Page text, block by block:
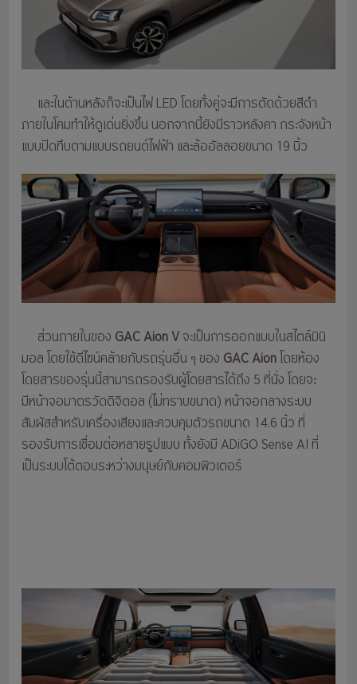
และในด้านหลังก็จะเป็นไฟ LED โดยทั้งคู่จะมีการตัดด้วยสีดำ
ภายในโคมทำให้ดูเด่นยิ่งขึ้น นอกจากนี้ยังมีราวหลังคา กระจังหน้า
แบบปิดทึบตามแบบรถยนต์ไฟฟ้า และล้ออัลลอยขนาด 19 นิ้ว
ส่วนภายในของ GAC Aion Vจะเป็นการออกแบบในสไตล์มินิ
มอล โดยใช้ดีไซน์คล้ายกับรถรุ่นอื่น ๆ ของ GAC Aionโดยห้อง
โดยสารของรุ่นนี้สามารถรองรับผู้โดยสารได้ถึง 5 ที่นั่ง โดยจะ
มีหน้าจอมาตรวัดดิจิตอล (ไม่ทราบขนาด) หน้าจอกลางระบบ
สัมผัสสำหรับเครื่องเสียงและควบคุมตัวรถขนาด 14.6 นิ้ว ที่
รองรับการเชื่อมต่อหลายรูปแบบ ทั้งยังมี ADiGO Sense AI ที่
เป็นระบบโต้ตอบระหว่างมนุษย์กับคอมพิวเตอร์